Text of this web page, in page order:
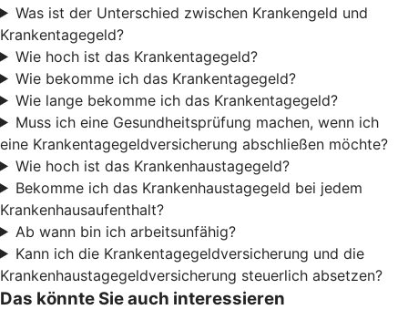
Was ist der Unterschied zwischen Krankengeld und
Krankentagegeld?
Wie hoch ist das Krankentagegeld?
Wie bekomme ich das Krankentagegeld?
Wie lange bekomme ich das Krankentagegeld?
Muss ich eine Gesundheitsprüfung machen, wenn ich
eine Krankentagegeldversicherung abschließen möchte?
Wie hoch ist das Krankenhaustagegeld?
Bekomme ich das Krankenhaustagegeld bei jedem
Krankenhausaufenthalt?
Ab wann bin ich arbeitsunfähig?
Kann ich die Krankentagegeldversicherung und die
Krankenhaustagegeldversicherung steuerlich absetzen?
Das könnte Sie auch interessieren